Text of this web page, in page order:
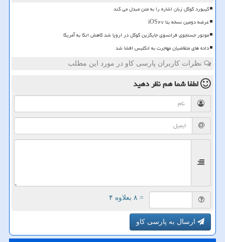
کیبورد گوگل زبان اشاره را به متن مبدل می کند
عرضه دومین نسخه بتا iOS۲۷
موتور جستجوی فرانسوی جایگزین گوگل در اروپا شد کاهش اتکا به آمریکا
داده های متقاضیان مهاجرت به انگلیس افشا شد
نظرات کاربران پارسی کاو در مورد این مطلب
لطفا شما همنظر دهید
= ۸ بعلاوه ۴
ارسال به پارسی کاو